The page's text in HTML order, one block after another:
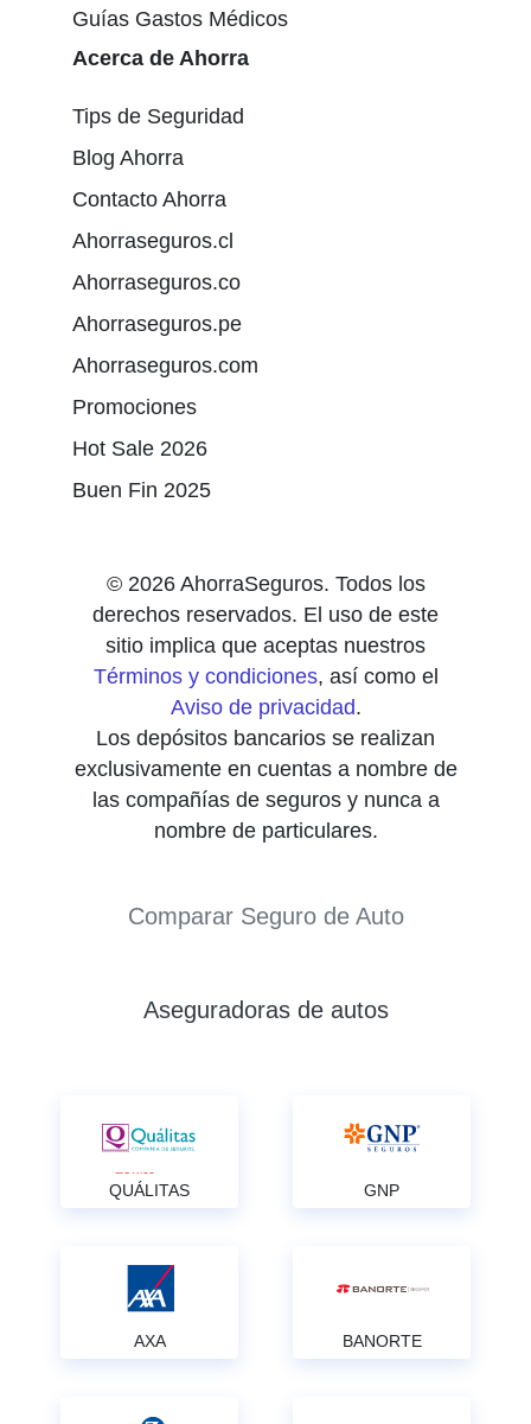
Guías Gastos Médicos
Acerca de Ahorra
Tips de Seguridad
Blog Ahorra
Contacto Ahorra
Ahorraseguros.cl
Ahorraseguros.co
Ahorraseguros.pe
Ahorraseguros.com
Promociones
Hot Sale 2026
Buen Fin 2025
© 2026 AhorraSeguros. Todos los
derechos reservados. El uso de este
sitio implica que aceptas nuestros
Términos y condiciones, así como el
Aviso de privacidad.
Los depósitos bancarios se realizan
exclusivamente en cuentas a nombre de
las compañías de seguros y nunca a
nombre de particulares.
Comparar Seguro de Auto
Aseguradoras de autos
QUÁLITAS GNP
AXA BANORTE